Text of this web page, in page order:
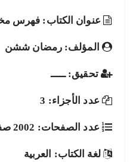
عنوان الكتاب: فهرس
المؤلف: رمضان ششن
تحقيق: ـــــ
عدد الأجزاء: 3
عدد الصفحات: 2002 صفحة
لغة الكتاب: العربية